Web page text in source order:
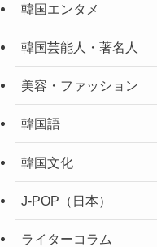
韓国エンタメ
韓国芸能人・著名人
美容・ファッション
韓国語
韓国文化
J-POP（日本）
ライターコラム